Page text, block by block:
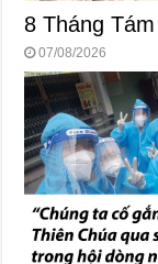
8 Tháng
07/08/2026